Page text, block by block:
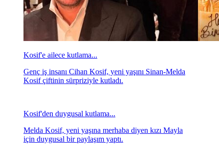
Kosif'e ailece kutlama...
Genç iş insanı Cihan Kosif, yeni yaşını Sinan-Melda
Kosif çiftinin sürpriziyle kutladı.
Kosif'den duygusal kutlama...
Melda Kosif, yeni yaşına merhaba diyen kızı Mayla
için duygusal bir paylaşım yaptı.